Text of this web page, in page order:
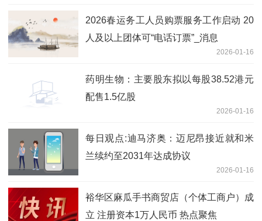
2026春运务工人员购票服务工作启动 20
人及以上团体可“电话订票”_消息
2026-01-16
药明生物：主要股东拟以每股38.52港元
配售1.5亿股
2026-01-16
每日观点:迪马济奥：迈尼昂接近就和米
兰续约至2031年达成协议
2026-01-16
裕华区麻瓜手书商贸店（个体工商户）成
立 注册资本1万人民币 热点聚焦